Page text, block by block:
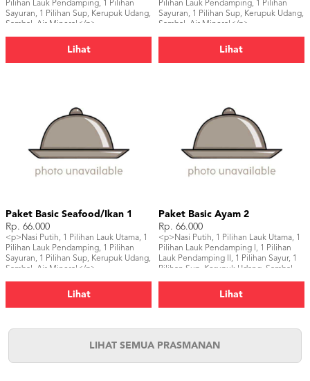
Pilihan Lauk Pendamping, 1 Pilihan
Sayuran, 1 Pilihan Sup, Kerupuk Udang,
Sambal, Air Mineral</p>
Lihat
Pilihan Lauk Pendamping, 1 Pilihan
Sayuran, 1 Pilihan Sup, Kerupuk Udang,
Sambal, Air Mineral</p>
Lihat
Paket Basic Seafood/Ikan 1
Rp. 66.000
<p>Nasi Putih, 1 Pilihan Lauk Utama, 1
Pilihan Lauk Pendamping, 1 Pilihan
Sayuran, 1 Pilihan Sup, Kerupuk Udang,
Sambal, Air Mineral</p>
Lihat
Paket Basic Ayam 2
Rp. 66.000
<p>Nasi Putih, 1 Pilihan Lauk Utama, 1
Pilihan Lauk Pendamping I, 1 Pilihan
Lauk Pendamping II, 1 Pilihan Sayur, 1
Pilihan Sup, Kerupuk Udang, Sambal,
Lihat
LIHAT SEMUA PRASMANAN